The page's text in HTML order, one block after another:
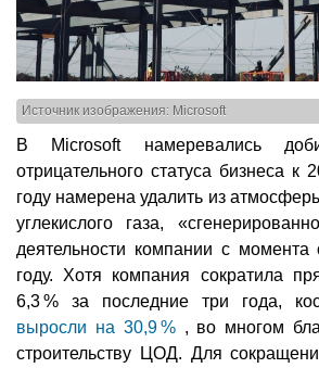
Источник изображения: Microsoft
В Microsoft намеревались
отрицательного статуса бизнеса к
году намерена удалить из
углекислого газа,
деятельности компании с
году. Хотя компания сократила
6,3 % за последние три года,
выросли на 30,9 %, во многом
строительству ЦОД. Для